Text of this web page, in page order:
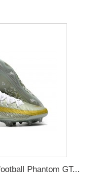
Phantom GT...